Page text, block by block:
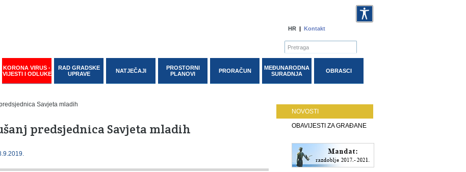
HR | Kontakt
KORONA VIRUS -
VIJESTI I ODLUKE
RAD GRADSKE
UPRAVE
NATJEČAJI
PROSTORNI
PLANOVI
PRORAČUN
MEĐUNARODNA
SURADNJA
OBRASCI
NOVOSTI
OBAVIJESTI ZA GRAĐANE
predsjednica Savjeta mladih